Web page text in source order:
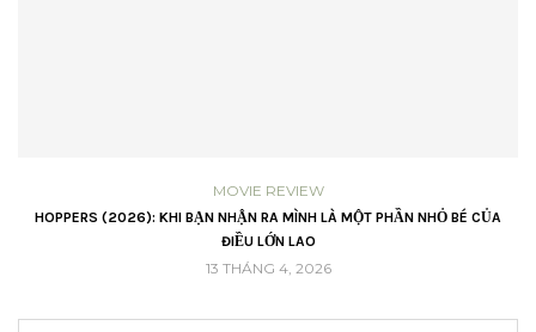
MOVIE REVIEW
HOPPERS (2026): KHI BẠN NHẬN RA MÌNH LÀ MỘT PHẦN NHỎ BÉ CỦA
ĐIỀU LỚN LAO
13 THÁNG 4, 2026